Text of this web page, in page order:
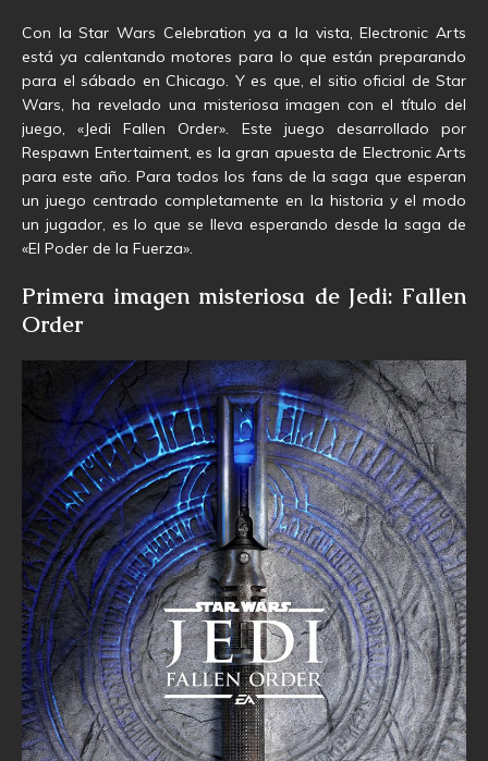
Con la Star Wars Celebration ya a la vista, Electronic Arts
está ya calentando motores para lo que están preparando
para el sábado en Chicago. Y es que, el sitio oficial de Star
Wars, ha revelado una misteriosa imagen con el título del
juego, «Jedi Fallen Order». Este juego desarrollado por
Respawn Entertaiment, es la gran apuesta de Electronic Arts
para este año. Para todos los fans de la saga que esperan
un juego centrado completamente en la historia y el modo
un jugador, es lo que se lleva esperando desde la saga de
«El Poder de la Fuerza».
Primera imagen misteriosa de Jedi: Fallen
Order